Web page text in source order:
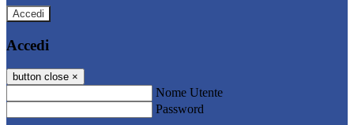
Accedi
Accedi
button close ×
Nome Utente
Password